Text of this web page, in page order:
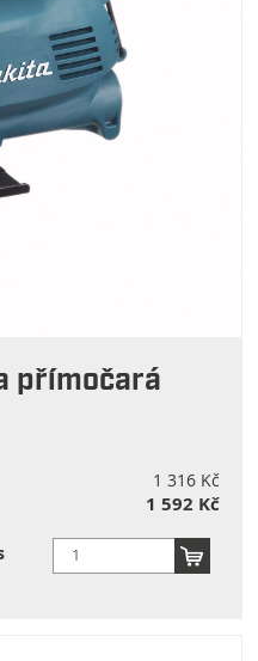
přímočará
1 316 Kč
1 592 Kč